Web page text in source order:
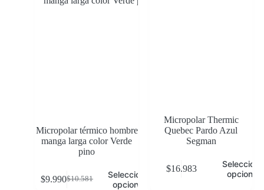
Micropolar térmico hombre
manga larga color Verde
pino
$10.581
$9.990
Seleccionar
opciones
Micropolar Thermic
Quebec Pardo Azul
Segman
$16.983
opciones